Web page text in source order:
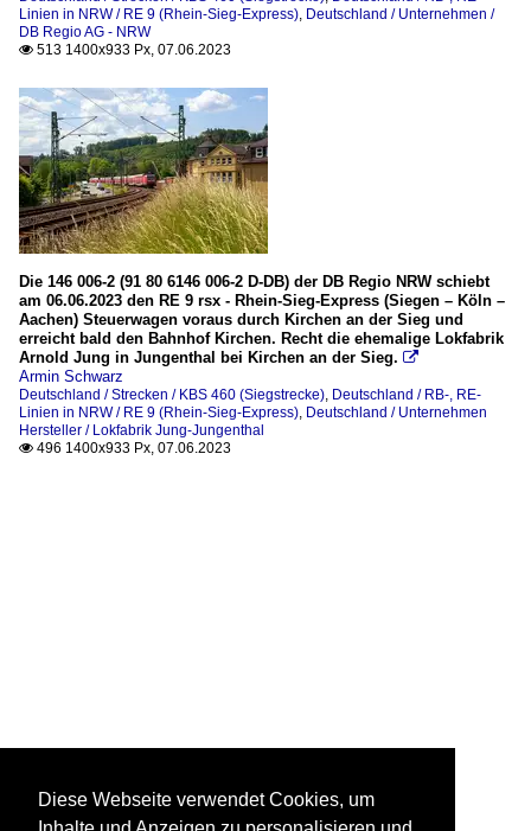
Linien in NRW / RE 9 (Rhein-Sieg-Express), Deutschland / Unternehmen /
DB Regio AG - NRW
 513 1400x933 Px, 07.06.2023
Die 146 006-2 (91 80 6146 006-2 D-DB) der DB Regio NRW schiebt
am 06.06.2023 den RE 9 rsx - Rhein-Sieg-Express (Siegen – Köln –
Aachen) Steuerwagen voraus durch Kirchen an der Sieg und
erreicht bald den Bahnhof Kirchen. Recht die ehemalige Lokfabrik
Arnold Jung in Jungenthal bei Kirchen an der Sieg. 
Armin Schwarz
Deutschland / Strecken / KBS 460 (Siegstrecke), Deutschland / RB-, RE-
Linien in NRW / RE 9 (Rhein-Sieg-Express), Deutschland / Unternehmen
Hersteller / Lokfabrik Jung-Jungenthal
 496 1400x933 Px, 07.06.2023
Diese Webseite verwendet Cookies, um